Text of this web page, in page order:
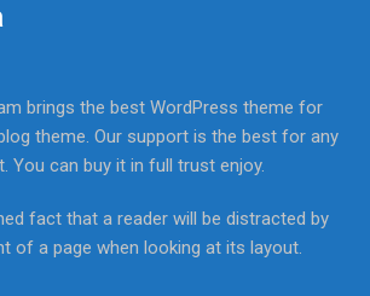
brings the best WordPress theme for
theme. Our support is the best for any
You can buy it in full trust enjoy.
fact that a reader will be distracted by
of a page when looking at its layout.